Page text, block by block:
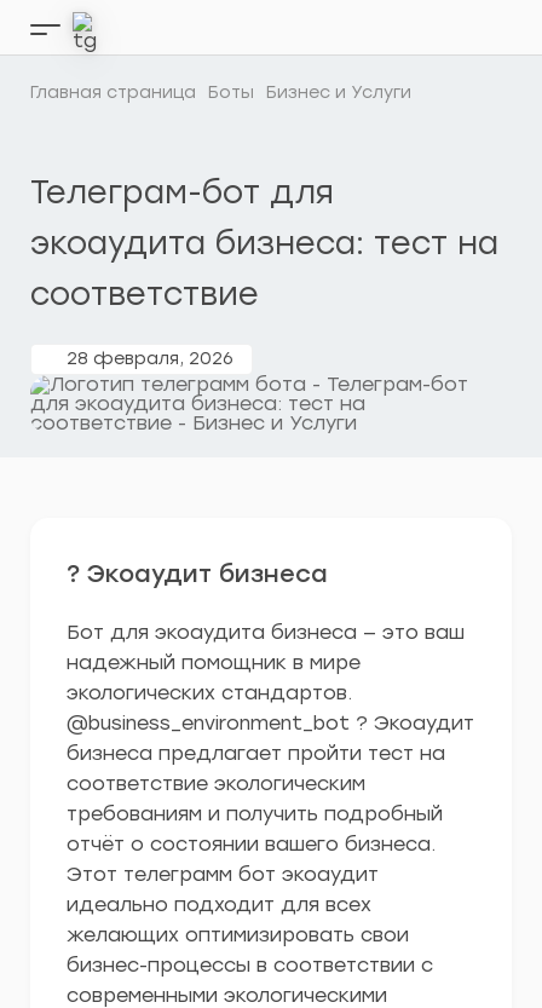
Перейти
содержимому
Кнопка
бокового
меню
Главная страница Боты Бизнес и Услуги
Телеграм-бот для
экоаудита бизнеса: тест на
соответствие
28 февраля, 2026
? Экоаудит бизнеса
Бот для экоаудита бизнеса — это ваш
надежный помощник в мире
экологических стандартов.
@business_environment_bot ? Экоаудит
бизнеса предлагает пройти тест на
соответствие экологическим
требованиям и получить подробный
отчёт о состоянии вашего бизнеса.
Этот телеграмм бот экоаудит
идеально подходит для всех
желающих оптимизировать свои
бизнес-процессы в соответствии с
современными экологическими